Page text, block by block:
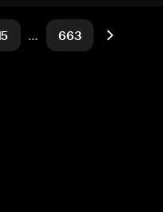
… 663